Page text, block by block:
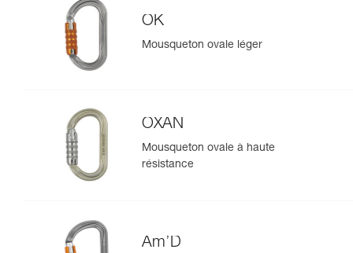
OK
Mousqueton ovale léger
OXAN
Mousqueton ovale à haute
résistance
Am’D